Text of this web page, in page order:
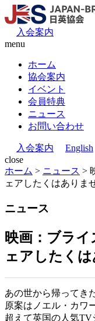
入会案内
menu
ホーム
協会案内
イベント
会員特典
ニュース
お問い合わせ
入会案内
English
close
ホーム > ニュース >
ェアしたくはありま
ニュース
映画：ブラ
ェアしたく
あの世から帰ってき
原案はノエル・カワ
超えて英国の人気